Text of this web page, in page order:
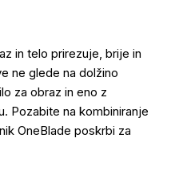
in telo prirezuje, brije in
ne glede na dolžino
za obraz in eno z
Pozabite na kombiniranje
OneBlade poskrbi za